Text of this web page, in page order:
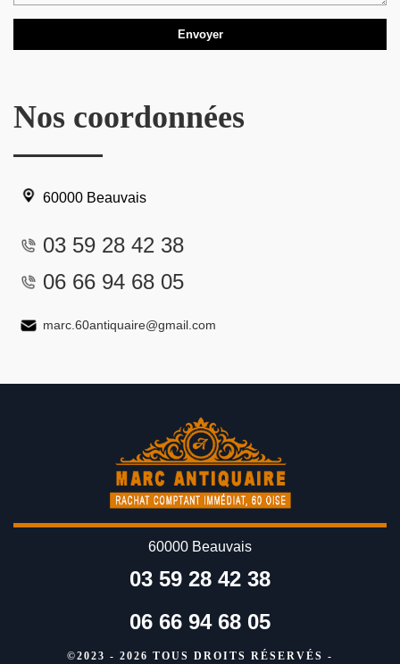
Nos coordonnées
60000 Beauvais
03 59 28 42 38
06 66 94 68 05
marc.60antiquaire@gmail.com
60000 Beauvais
03 59 28 42 38
06 66 94 68 05
©2023 - 2026 TOUS DROITS RÉSERVÉS -